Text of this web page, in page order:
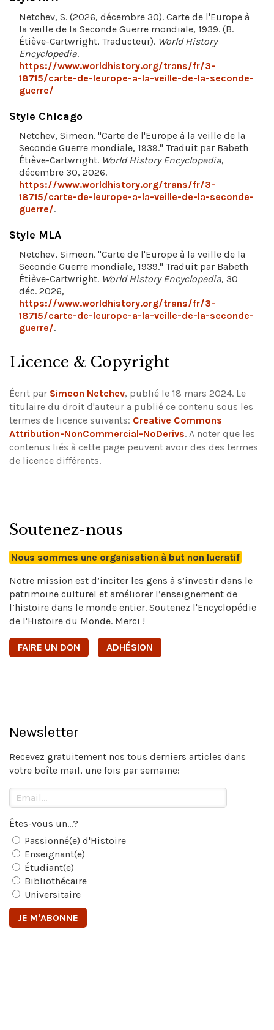
Netchev, S. (2026, décembre 30). Carte de l'Europe à
la veille de la Seconde Guerre mondiale, 1939. (B.
Étiève-Cartwright, Traducteur). World History
Encyclopedia.
https://www.worldhistory.org/trans/fr/3-
18715/carte-de-leurope-a-la-veille-de-la-seconde-
guerre/
Style Chicago
Netchev, Simeon. "Carte de l'Europe à la veille de la
Seconde Guerre mondiale, 1939." Traduit par Babeth
Étiève-Cartwright. World History Encyclopedia,
décembre 30, 2026.
https://www.worldhistory.org/trans/fr/3-
18715/carte-de-leurope-a-la-veille-de-la-seconde-
guerre/.
Style MLA
Netchev, Simeon. "Carte de l'Europe à la veille de la
Seconde Guerre mondiale, 1939." Traduit par Babeth
Étiève-Cartwright. World History Encyclopedia, 30
déc. 2026,
https://www.worldhistory.org/trans/fr/3-
18715/carte-de-leurope-a-la-veille-de-la-seconde-
guerre/.
Licence & Copyright
Écrit par Simeon Netchev, publié le 18 mars 2024. Le
titulaire du droit d'auteur a publié ce contenu sous les
termes de licence suivants: Creative Commons
Attribution-NonCommercial-NoDerivs. A noter que les
contenus liés à cette page peuvent avoir des des termes
de licence différents.
Soutenez-nous
Nous sommes une organisation à but non lucratif
Notre mission est d’inciter les gens à s’investir dans le
patrimoine culturel et améliorer l’enseignement de
l’histoire dans le monde entier. Soutenez l'Encyclopédie
de l'Histoire du Monde. Merci !
FAIRE UN DON ADHÉSION
Newsletter
Recevez gratuitement nos tous derniers articles dans
votre boîte mail, une fois par semaine:
Êtes-vous un...?
Passionné(e) d'Histoire
Enseignant(e)
Étudiant(e)
Bibliothécaire
Universitaire